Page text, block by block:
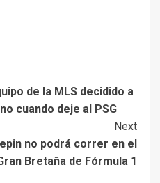
de la MLS decidido a
cuando deje al PSG
Next
no podrá correr en el
Bretaña de Fórmula 1